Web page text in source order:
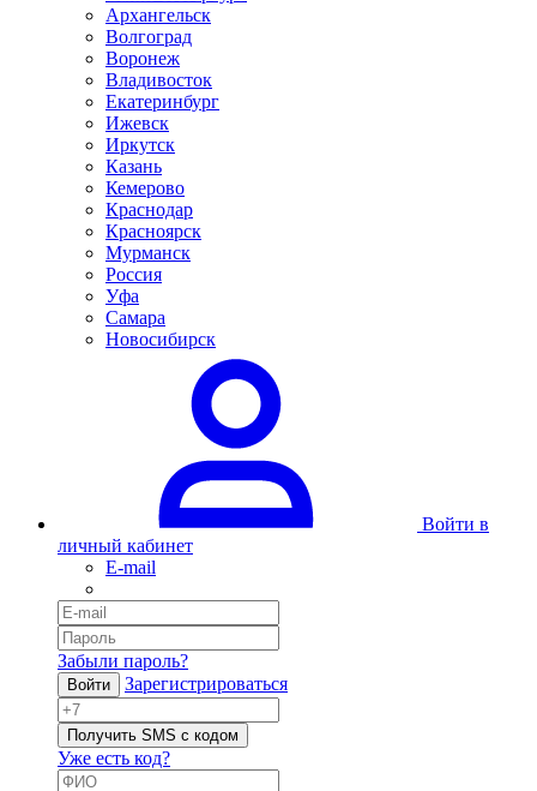
Архангельск
Волгоград
Воронеж
Владивосток
Екатеринбург
Ижевск
Иркутск
Казань
Кемерово
Краснодар
Красноярск
Мурманск
Россия
Уфа
Самара
Новосибирск
Войти в
личный кабинет
E-mail
Забыли пароль?
Войти Зарегистрироваться
Получить SMS с кодом
Уже есть код?